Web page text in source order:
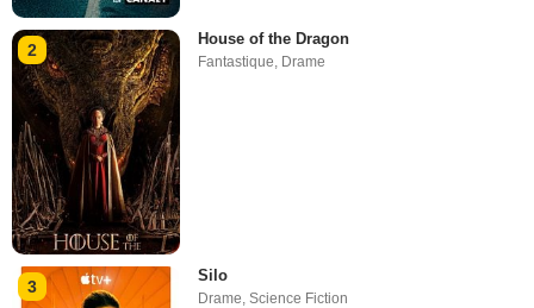
2
House of the Dragon
Fantastique, Drame
3
Silo
Drame ,Science Fiction